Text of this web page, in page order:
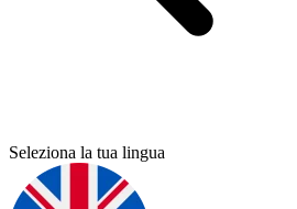
Seleziona la tua lingua